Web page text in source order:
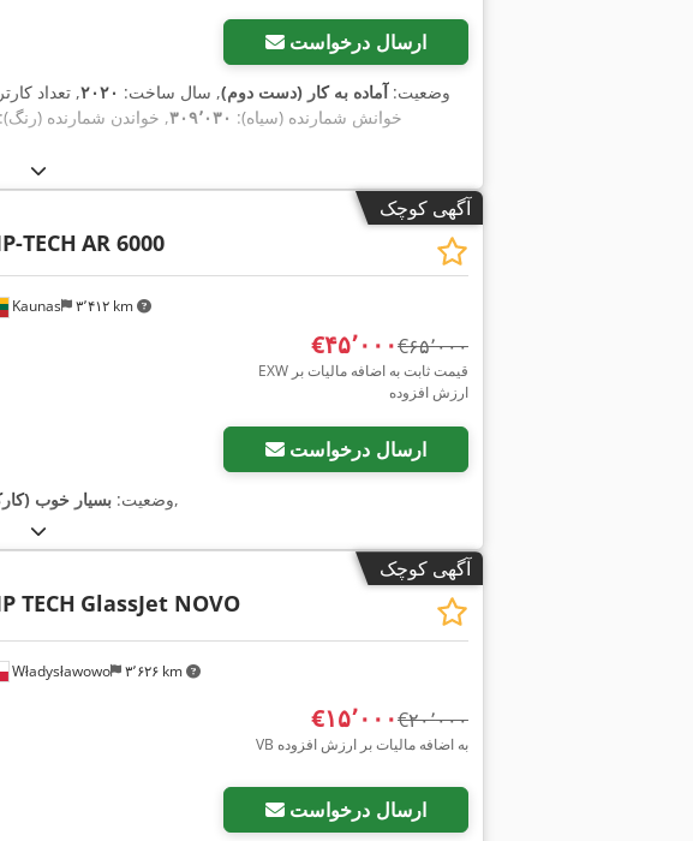
ارسال درخواست
وضعیت:آماده به کار (دست دوم), سال ساخت: ۲۰۲۰, تعداد
خوانش شمارنده (سیاه): ۳۰۹٬۰۳۰, خواندن شمارنده (رنگ):
آگهی کوچک
Kaunas ۳٬۴۱۲ km
TECH AR 6000
‎€۴۵٬۰۰۰ ‎€۶۵٬۰۰۰
EXW قیمت ثابت به اضافه مالیات بر
ارزش افزوده
ارسال درخواست
وضعیت: بسیار خوب ,
آگهی کوچک
Władysławowo ۳٬۶۲۶ km
TECH GlassJet NOVO
‎€۱۵٬۰۰۰ ‎€۲۰٬۰۰۰
VB به اضافه مالیات بر ارزش افزوده
ارسال درخواست